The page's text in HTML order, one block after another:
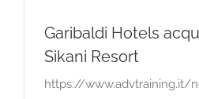
Garibaldi Hotels
Sikani Resort
https://www.advtraining.it/